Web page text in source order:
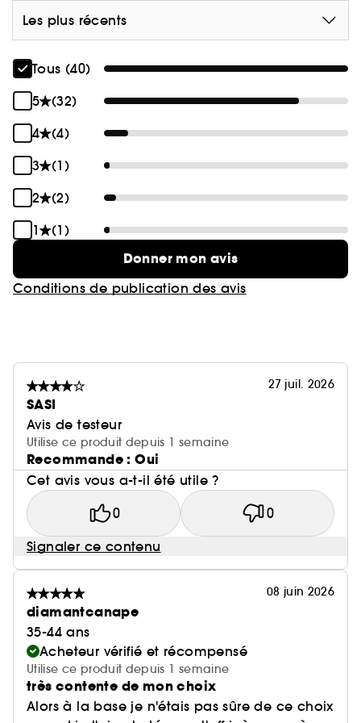
Les plus récents
Tous (40)
5
(32)
4
(4)
3
(1)
2
(2)
1
(1)
Donner mon avis
Conditions de publication des avis
27 juil. 2026
SASI
Avis de testeur
Utilise ce produit depuis 1 semaine
Recommande : Oui
Cet avis vous a-t-il été utile ?
0 0
Signaler ce contenu
08 juin 2026
diamantcanape
35-44 ans
Acheteur vérifié et récompensé
Utilise ce produit depuis 1 semaine
très contente de mon choix
Alors à la base je n'étais pas sûre de ce choix